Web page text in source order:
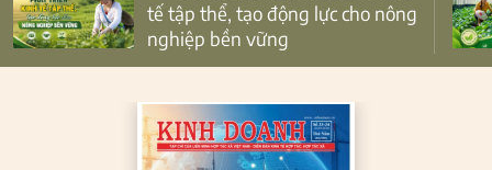
tế tập thể, tạo động lực cho nông
nghiệp bền vững